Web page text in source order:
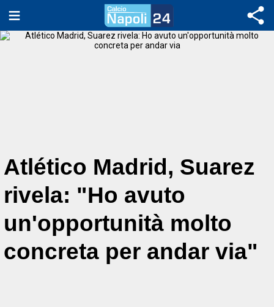
Atlético Madrid, Suarez
rivela: "Ho avuto
un'opportunità molto
concreta per andar via"